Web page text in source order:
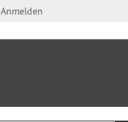
Anmelden